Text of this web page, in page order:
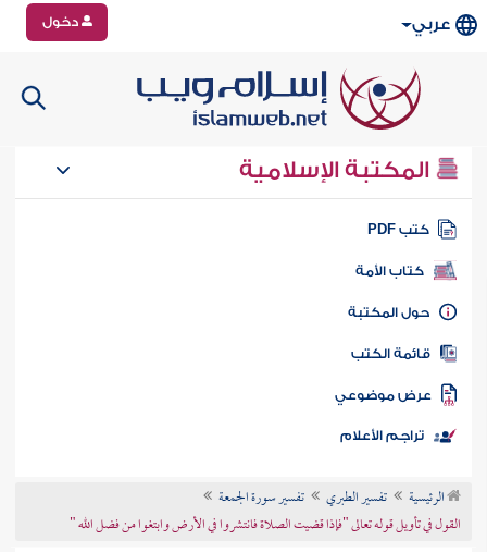
عربي دخول
المكتبة الإسلامية
كتب PDF
كتاب الأمة
المكتبة
الكتب
موضوعي
تراجم الأعلام
الرئيسية تفسير الطبري
تفسير سورة الجمعة
القول في تأويل قوله تعالى "فإذا قضيت الصلاة فانتشروا في الأرض وابتغوا من فضل الله "